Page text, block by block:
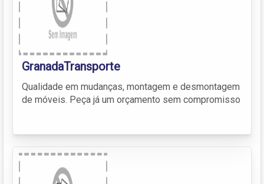
GranadaTransporte
Qualidade em mudanças, montagem e desmontagem
de móveis. Peça já um orçamento sem compromisso